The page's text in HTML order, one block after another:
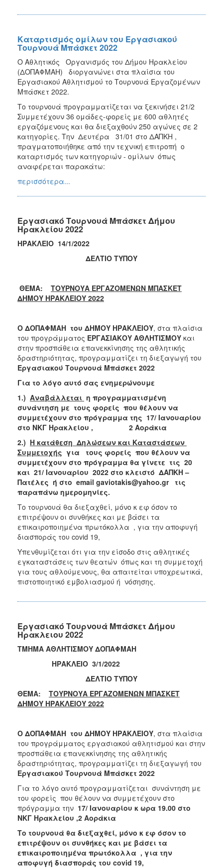
Καταρτισμός ομίλων του Εργασιακού
Τουρνουά Μπάσκετ 2022
O Αθλητικός Οργανισμός του Δήμου Ηρακλείου
(ΔΟΠΑΦΜΑΗ) διοργανώνει στα πλαίσια του
Εργασιακού Αθλητισμού το Τουρνουά Εργαζομένων
Μπάσκετ 2022.
Το τουρνουά προγραμματίζεται να ξεκινήσει 21/2
Συμμετέχουν 36 ομάδες-φορείς με 600 αθλητές
εργαζόμενους και θα διεξαχθούν 250 αγώνες σε 2
κατηγορίες. Την Δευτέρα 31/01 στο ΔΑΠΚΗ ,
πραγματοποιήθηκε από την τεχνική επιτροπή ο
καταρτισμός των κατηγοριών - ομίλων όπως
αναφέρεται παρακάτω:
περισσότερα...
Εργασιακό Τουρνουά Μπάσκετ Δήμου
Ηρακλείου 2022
ΗΡΑΚΛΕΙΟ 14/1/2022
ΔΕΛΤΙΟ ΤΥΠΟΥ
ΘΕΜΑ: ΤΟΥΡΝΟΥΑ ΕΡΓΑΖΟΜΕΝΩΝ ΜΠΑΣΚΕΤ
ΔΗΜΟΥ ΗΡΑΚΛΕΙΟΥ 2022
Ο ΔΟΠΑΦΜΑΗ του ΔΗΜΟΥ ΗΡΑΚΛΕΙΟΥ, στα πλαίσια
του προγράμματος ΕΡΓΑΣΙΑΚΟΥ ΑΘΛΗΤΙΣΜΟΥ και
στην προσπάθεια επανεκκίνησης της αθλητικής
δραστηριότητας, προγραμματίζει τη διεξαγωγή του
Εργασιακού Τουρνουά Μπάσκετ 2022
Για το λόγο αυτό σας ενημερώνουμε
1.) Αναβάλλεται η προγραμματισμένη
συνάντηση με τους φορείς που θέλουν να
συμμετέχουν στο πρόγραμμα της 17/ Ιανουαρίου
στο ΝΚΓ Ηρακλείου , 2 Αοράκια
2.) Η κατάθεση Δηλώσεων και Καταστάσεων
Συμμετοχής για τους φορείς που θέλουν να
συμμετέχουν στο πρόγραμμα θα γίνετε τις 20
και 21/ Ιανουαρίου 2022 στο κλειστό ΔΑΠΚΗ –
Πατέλες ή στο email gaviotakis@yahoo.gr τις
παραπάνω ημερομηνίες.
Το τουρνουά θα διεξαχθεί, μόνο κ εφ όσον το
επιτρέψουν οι συνθήκες και με βάσει τα
επικαιροποιημένα πρωτόκολλα , για την αποφυγή
διασποράς του covid 19,
Υπενθυμίζεται ότι για την είσοδο στις αθλητικές
εγκαταστάσεις των θεατών όπως και τη συμμετοχή
για τους αθλούμενους, θα απαιτείται υποχρεωτικά,
πιστοποιητικό εμβολιασμού ή νόσησης.
Εργασιακό Τουρνουά Μπάσκετ Δήμου
Ηρακλειου 2022
ΤΜΗΜΑ ΑΘΛΗΤΙΣΜΟΥ ΔΟΠΑΦΜΑΗ
ΗΡΑΚΛΕΙΟ 3/1/2022
ΔΕΛΤΙΟ ΤΥΠΟΥ
ΘΕΜΑ: ΤΟΥΡΝΟΥΑ ΕΡΓΑΖΟΜΕΝΩΝ ΜΠΑΣΚΕΤ
ΔΗΜΟΥ ΗΡΑΚΛΕΙΟΥ 2022
Ο ΔΟΠΑΦΜΑΗ του ΔΗΜΟΥ ΗΡΑΚΛΕΙΟΥ, στα πλαίσια
του προγράμματος εργασιακού αθλητισμού και στην
προσπάθεια επανεκκίνησης της αθλητικής
δραστηριότητας, προγραμματίζει τη διεξαγωγή του
Εργασιακού Τουρνουά Μπάσκετ 2022
Για το λόγο αυτό προγραμματίζεται συνάντηση με
του φορείς που θέλουν να συμμετέχουν στο
πρόγραμμα την 17/ Ιανουαρίου κ ωρα 19.00 στο
ΝΚΓ Ηρακλείου ,2 Αοράκια
Το τουρνουά θα διεξαχθεί, μόνο κ εφ όσον το
επιτρέψουν οι συνθήκες και με βάσει τα
επικαιροποιημένα πρωτόκολλα , για την
αποφυγή διασποράς του covid 19,